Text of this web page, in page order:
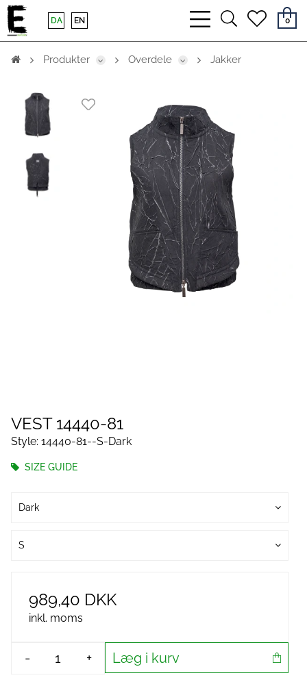
bars
light
searchheart
0
DA EN
Produkter Overdele Jakker
VEST 14440-81
Style: 14440-81--S-Dark
SIZE GUIDE
Dark
S
989,40 DKK
inkl. moms
- + Læg i kurv